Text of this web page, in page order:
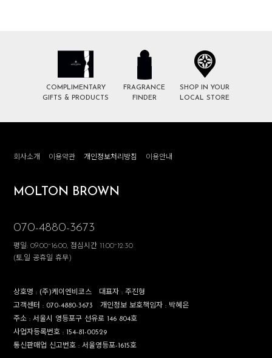
COMPLIMENTARY
GIFTS & PRODUCTS
FRAGRANCE
FINDER
SHOP IN YOUR
LOCAL STORE
회사소개 이용약관 개인정보처리방침 이용안내
MOLTON BROWN
070-4880-3673
평일: 09:00~16:00, 점심시간 11:00~12:30
(토,일 공휴일 휴무)
상호명 :(주)케이엔비코스 대표자 :주진형
고객센터 : 070-4880-3673 개인정보 보호책임자 : 박혜은
주소 :서울시 영등포구 선유로 146 804호
사업자등록번호 : 154-81-00529
통신판매업 신고번호 :서울영등포-1615호